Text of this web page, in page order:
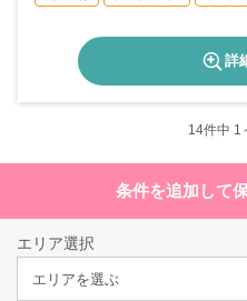
詳
14件中 1
条件を追加して
エリア選択
エリアを選ぶ